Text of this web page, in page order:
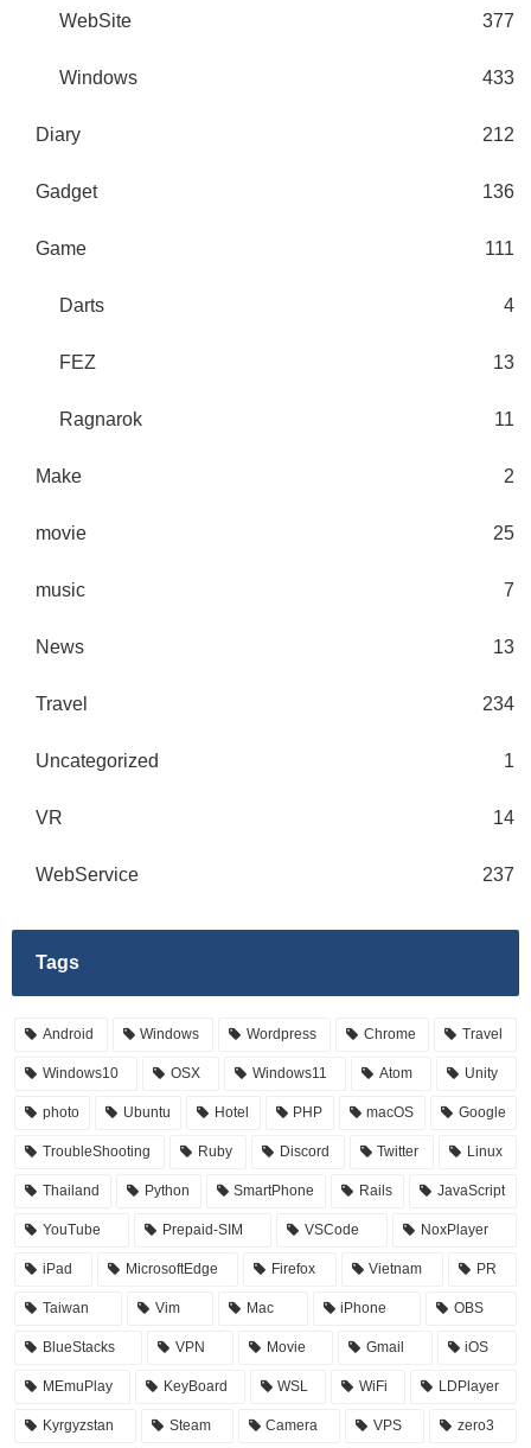
WebSite 377
Windows 433
Diary 212
Gadget 136
Game 111
Darts 4
FEZ 13
Ragnarok 11
Make 2
movie 25
music 7
News 13
Travel 234
Uncategorized 1
VR 14
WebService 237
Tags
Android Windows Wordpress Chrome Travel
Windows10 OSX Windows11 Atom Unity
photo Ubuntu Hotel PHP macOS Google
TroubleShooting Ruby Discord Twitter Linux
Thailand Python SmartPhone Rails JavaScript
YouTube Prepaid-SIM VSCode NoxPlayer
iPad MicrosoftEdge Firefox Vietnam PR
Taiwan Vim Mac iPhone OBS
BlueStacks VPN Movie Gmail iOS
MEmuPlay KeyBoard WSL WiFi LDPlayer
Kyrgyzstan Steam Camera VPS zero3